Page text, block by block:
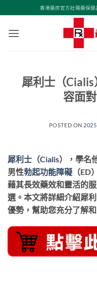
to
content
香港藥房官方壯陽藥保健
犀利士（
容面
POSTED ON
犀利士（Cialis），學名
男性勃起功能障礙 （
藉其長效藥效和靈活的
選。本文將詳細介紹犀
優勢，幫助您充分了解